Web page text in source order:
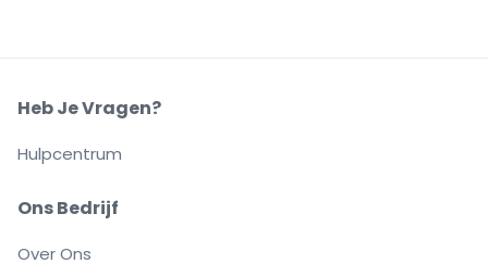
Ons Bedrijf
Over Ons
Heb Je Vragen?
Hulpcentrum